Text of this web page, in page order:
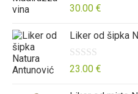
5
o
o
d
5
n
e
n
o
O
j
e
n
30.00 €
Liker od šipka
O
23.00 €